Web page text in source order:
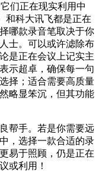
们正在现实利用中
和科大讯飞都是正在
哪款录音笔取决于你
士。可以或许滤除布
是正在会议上记实主
示超卓，确保每一句
择；适合需要高质量
略显笨沉，但其功能
帮手。若是你需要远
，选择一款合适的录
易于照顾，仍是正在
或利用！